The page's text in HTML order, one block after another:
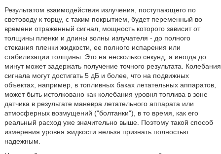
Результатом взаимодействия излучения, поступающего по
световоду к торцу, с таким покрытием, будет переменный во
времени отраженный сигнал, мощность которого зависит от
толщины пленки и длины волны излучателя - до полного
стекания пленки жидкости, ее полного испарения или
стабилизации толщины. Это на несколько секунд, а иногда до
минут может задержать получение точного результата. Колебания
сигнала могут достигать 5 дБ и более, что на подвижных
объектах, например, в топливных баках летательных аппаратов,
может быть истолковано как колебания уровня топлива в зоне
датчика в результате маневра летательного аппарата или
атмосферных возмущений ("болтанки"), в то время, как его
реальный расход уже значительно выше. Поэтому такой способ
измерения уровня жидкости нельзя признать полностью
надежным.